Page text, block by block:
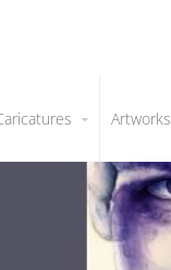
Artworks